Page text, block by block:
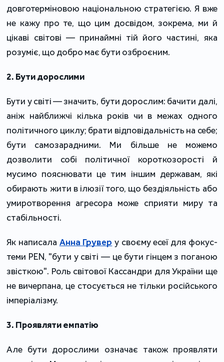
довготерміновою національною стратегією. Я вже
не кажу про те, що цим досвідом, зокрема, ми й
цікаві світові — принаймні тій його частині, яка
розуміє, що добро має бути озброєним.
2. Бути дорослими
Бути у світі — значить, бути дорослим: бачити далі,
аніж найближчі кілька років чи в межах одного
політичного циклу; брати відповідальність на себе;
бути самозарадними. Ми більше не можемо
дозволити собі політичної короткозорості й
мусимо пояснювати це тим іншим державам, які
обирають жити в ілюзії того, що бездіяльність або
умиротворення агресора може сприяти миру та
стабільності.
Як написала Анна Грувер у своєму есеї для фокус-
теми PEN, "бути у світі — це бути гінцем з поганою
звісткою". Роль світової Кассандри для України ще
не вичерпана, це стосується не тільки російського
імперіалізму.
3. Проявляти емпатію
Але бути дорослими означає також проявляти